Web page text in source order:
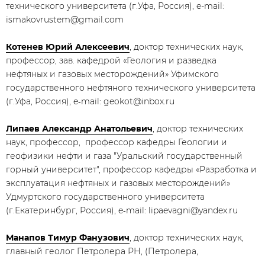
технического университета (г.Уфа, Россия), e-mail:
ismakovrustem@gmail.com
Котенев Юрий Алексеевич, доктор технических наук,
профессор, зав. кафедрой «Геология и разведка
нефтяных и газовых месторождений» Уфимского
государственного нефтяного технического университета
(г.Уфа, Россия), e‑mail: geokot@inbox.ru
Липаев Александр Анатольевич, доктор технических
наук, профессор, профессор кафедры Геологии и
геофизики нефти и газа "Уральский государственный
горный университет", профессор кафедры «Разработка и
эксплуатация нефтяных и газовых месторождений»
Удмуртского государственного университета
(г.Екатеринбург, Россия), e‑mail: lipaevagni@yandex.ru
Манапов Тимур Фанузович, доктор технических наук,
главный геолог Петролера РН, (Петролера,